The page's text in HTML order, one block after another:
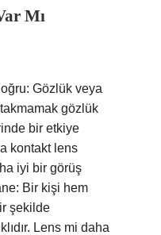
Mı
Gözlük veya
gözlük
bir etkiye
kontakt lens
iyi bir görüş
Bir kişi hem
şekilde
Lens mi daha